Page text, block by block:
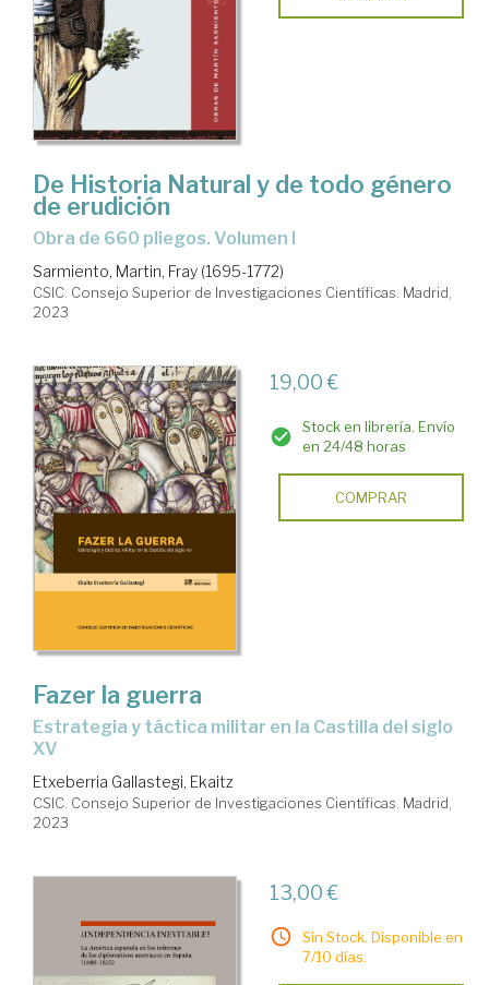
De Historia Natural y de todo género
de erudición
Obra de 660 pliegos. Volumen I
Sarmiento, Martin, Fray (1695-1772)
CSIC. Consejo Superior de Investigaciones Científicas. Madrid,
2023
19,00 €
Stock en librería. Envío
en 24/48 horas
COMPRAR
Fazer la guerra
estrategia y táctica militar en la Castilla del siglo
XV
Etxeberria Gallastegi, Ekaitz
CSIC. Consejo Superior de Investigaciones Científicas. Madrid,
2023
13,00 €
Sin Stock. Disponible en
7/10 días.